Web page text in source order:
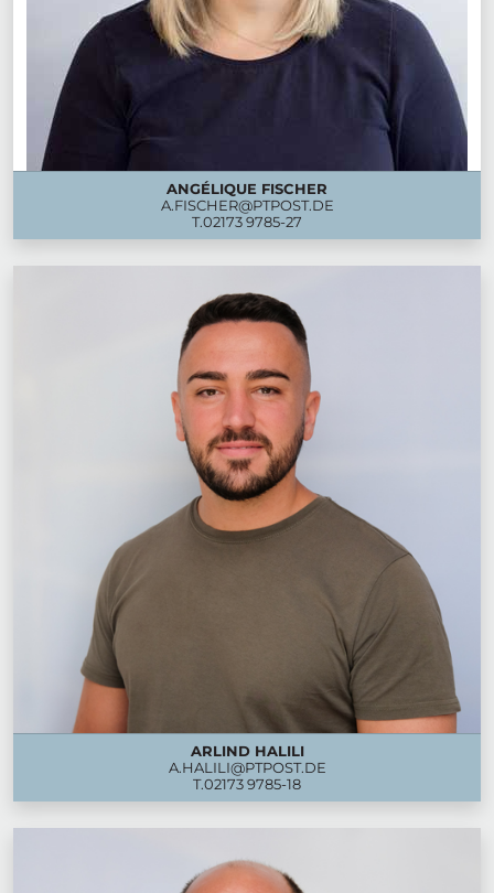
ANGÉLIQUE FISCHER
A.FISCHER@PTPOST.DE
T.02173 9785-27
ARLIND HALILI
A.HALILI@PTPOST.DE
T.02173 9785-18